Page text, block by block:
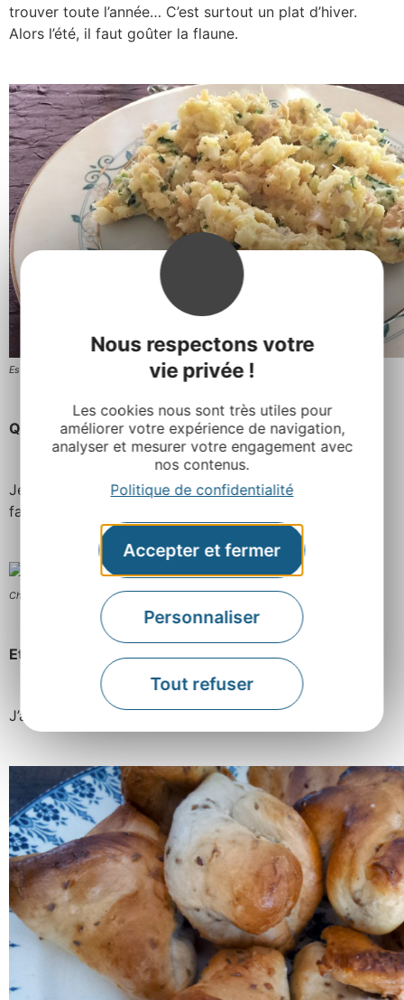
Nous respectons votre
vie privée !
Les cookies nous sont très utiles pour
améliorer votre expérience de navigation,
analyser et mesurer votre engagement avec
nos contenus.
Politique de confidentialité
Accepter et fermer
Personnaliser
Tout refuser
trouver toute l’année… C’est surtout un plat d’hiver.
Alors l’été, il faut goûter la flaune.
Estofinado de l’Aveyron
Quel est votre plat aveyronnais préféré ?
Je suis une inconditionnelle duchou farcique j’adore
faire, le vrai, avec des carottes !
Chou farci
Et votre douceur sucrée favorite ?
J’adore le soleil de Marcillac et leséchaudés